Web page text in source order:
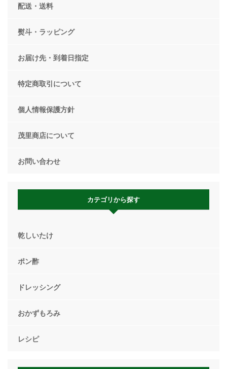
配送・送料
熨斗・ラッピング
お届け先・到着日指定
特定商取引について
個人情報保護方針
茂里商店について
お問い合わせ
カテゴリから探す
乾しいたけ
ポン酢
ドレッシング
おかずもろみ
レシピ